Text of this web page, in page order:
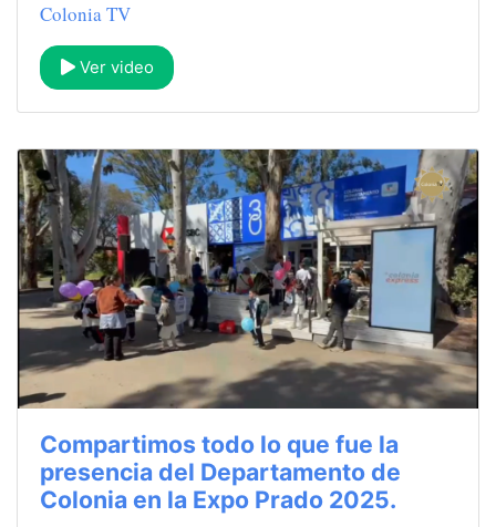
Colonia TV
Ver video
Compartimos todo lo que fue la
presencia del Departamento de
Colonia en la Expo Prado 2025.